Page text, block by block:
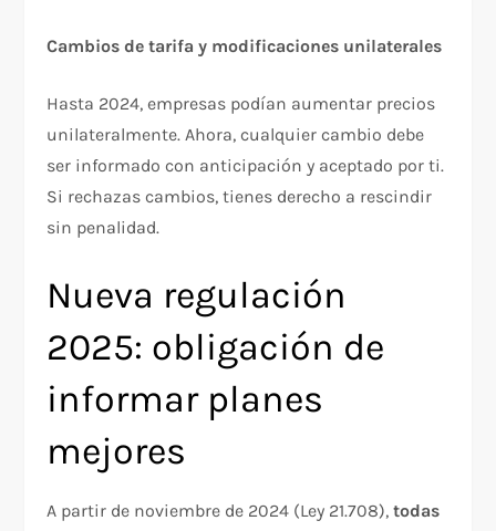
Cambios de tarifa y modificaciones unilaterales
Hasta 2024, empresas podían aumentar precios
unilateralmente. Ahora, cualquier cambio debe
ser informado con anticipación y aceptado por ti.
Si rechazas cambios, tienes derecho a rescindir
sin penalidad.​
Nueva regulación
2025: obligación de
informar planes
mejores
A partir de noviembre de 2024 (Ley 21.708),todas